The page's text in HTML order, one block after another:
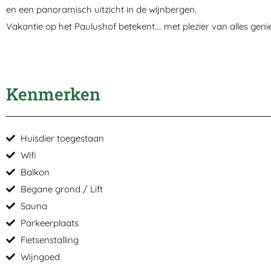
en een panoramisch uitzicht in de wijnbergen.
Vakantie op het Paulushof betekent…. met plezier van alles
Kenmerken
Huisdier toegestaan
Wifi
Balkon
Begane grond / Lift
Sauna
Parkeerplaats
Fietsenstalling
Wijngoed